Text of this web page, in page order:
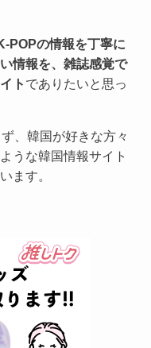
POPの情報を丁寧に
情報を、雑誌感覚で
ト でありたいと思っ
、韓国が好きな方々
うな韓国情報サイト
ます。